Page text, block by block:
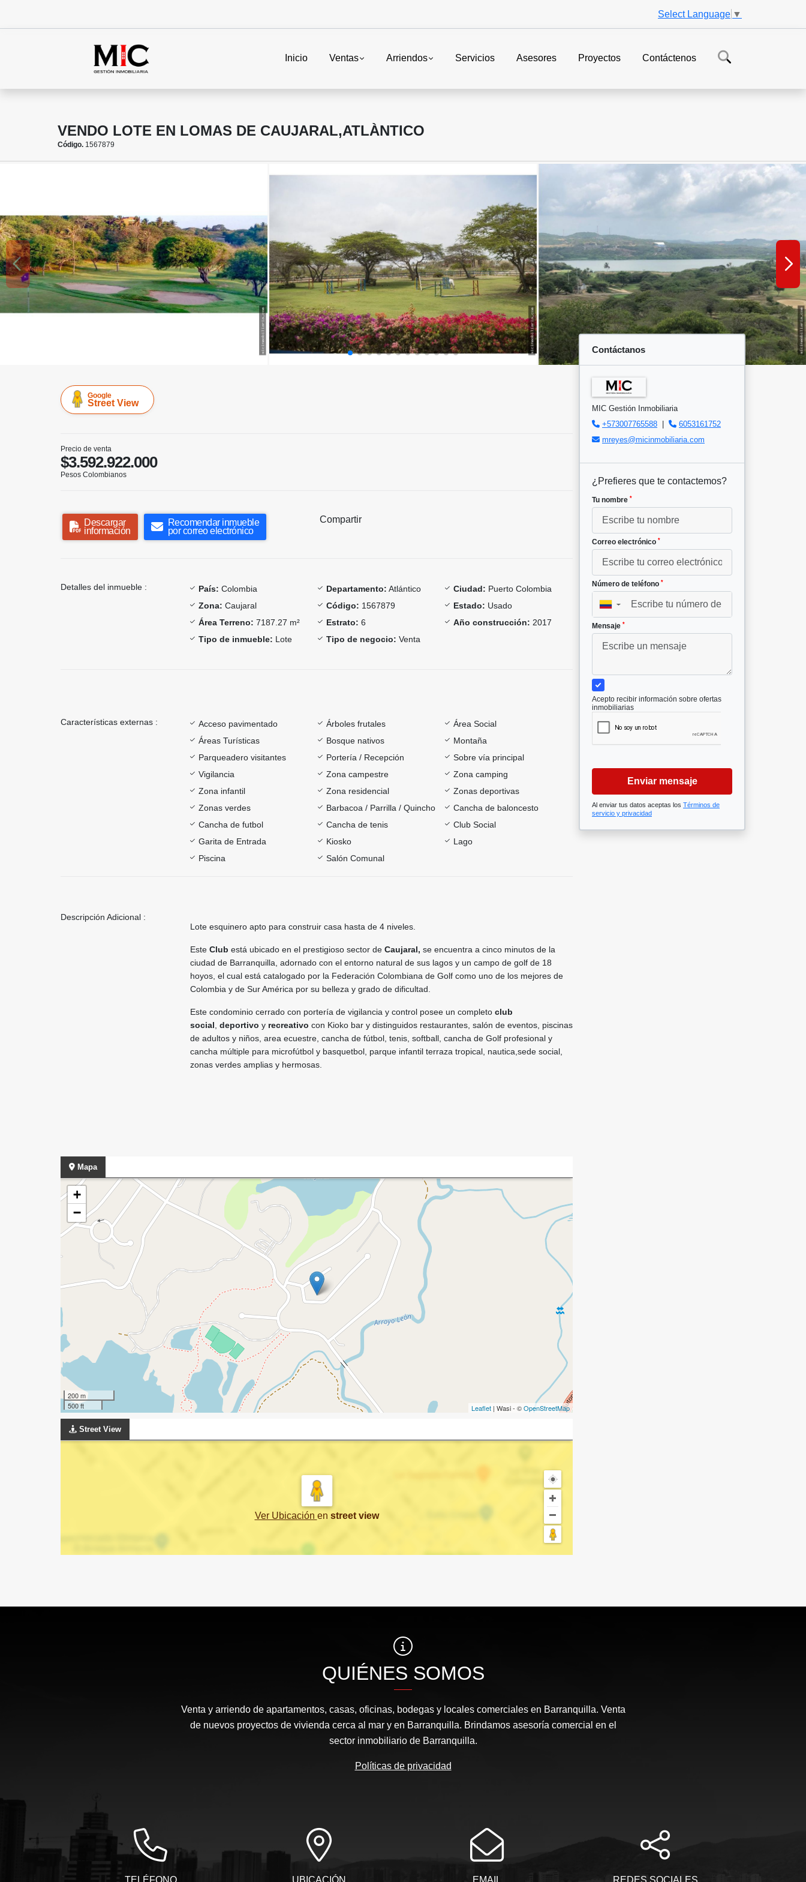
Select Language ▼
Inicio Ventas Arriendos Servicios Asesores Proyectos Contáctenos
VENDO LOTE EN LOMAS DE CAUJARAL,ATLÀNTICO
Código. 1567879
Google
Street View
Precio de venta
$3.592.922.000
Pesos Colombianos
Descargar
información
Recomendar inmueble
por correo electrónico
Compartir
Detalles del inmueble : País: Colombia Departamento: Atlántico Ciudad: Puerto Colombia
Zona: Caujaral Código: 1567879 Estado: Usado
Área Terreno: 7187.27 m² Estrato: 6 Año construcción: 2017
Tipo de inmueble: Lote Tipo de negocio: Venta
Características externas : Acceso pavimentado Árboles frutales
Área Social
Áreas Turísticas
Bosque nativos
Montaña
Parqueadero visitantes
Portería / Recepción
Sobre vía principal
Vigilancia
Zona campestre
Zona camping
Zona infantil
Zona residencial
Zonas deportivas
Zonas verdes
Barbacoa / Parrilla / Quincho
Cancha de baloncesto
Cancha de futbol
Cancha de tenis
Club Social
Garita de Entrada
Kiosko
Lago
Piscina
Salón Comunal
Descripción Adicional :
Lote esquinero apto para construir casa hasta de 4 niveles.
Este Club está ubicado en el prestigioso sector de Caujaral, se encuentra a cinco minutos de la
ciudad de Barranquilla, adornado con el entorno natural de sus lagos y un campo de golf de 18
hoyos, el cual está catalogado por la Federación Colombiana de Golf como uno de los mejores de
Colombia y de Sur América por su belleza y grado de dificultad.
Este condominio cerrado con portería de vigilancia y control posee un completo club
social deportivo y recreativo con Kioko bar y distinguidos restaurantes, salón de eventos, piscinas
de adultos y niños, area ecuestre, cancha de fútbol, tenis, softball, cancha de Golf profesional y
cancha múltiple para microfútbol y basquetbol, parque infantil terraza tropical, nautica,sede social,
zonas verdes amplias y hermosas.
Mapa
+
−
200 m
500 ft
Leaflet | Wasi - ©OpenStreetMap
Street View
Ver Ubicación en street view
Contáctanos
MIC Gestión Inmobiliaria
+573007765588
6053161752
mreyes@micinmobiliaria.com
¿Prefieres que te contactemos?
Tu nombre *
Correo electrónico *
Número de teléfono *
▼
Mensaje *
Acepto recibir información sobre ofertas
inmobiliarias
Enviar mensaje
Al enviar tus datos aceptas los Términos de
servicio y privacidad
QUIÉNES SOMOS
Venta y arriendo de apartamentos, casas, oficinas, bodegas y locales comerciales en Barranquilla. Venta
de nuevos proyectos de vivienda cerca al mar y en Barranquilla. Brindamos asesoría comercial en el
sector inmobiliario de Barranquilla.
Políticas de privacidad
TELÉFONO UBICACIÓN EMAIL REDES SOCIALES